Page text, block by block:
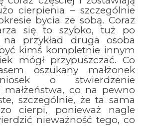
cierpienia – szczególnie
bycia ze sobą. Coraz
się to szybko, tuż po
przykład druga osoba
kimś kompletnie innym
mógł przypuszczać. Co
oszukany małżonek
o stwierdzenie
małżeństwa, co na pewno
szczególnie, że ta sama
cierpi, ponieważ nagle
nieważność tego, co